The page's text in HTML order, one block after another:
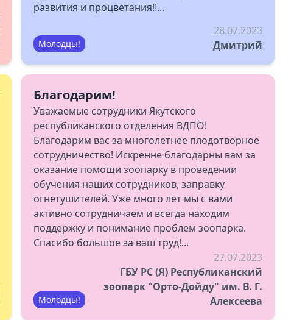
развития и процветания!!...
Молодцы!
28.07.2023
Дмитрий
Благодарим!
Уважаемые сотрудники Якутского
республиканского отделения ВДПО!
Благодарим вас за многолетнее плодотворное
сотрудничество! Искренне благодарны вам за
оказание помощи зоопарку в проведении
обучения наших сотрудников, заправку
огнетушителей. Уже много лет мы с вами
активно сотрудничаем и всегда находим
поддержку и понимание проблем зоопарка.
Спасибо большое за ваш труд!...
Молодцы!
27.07.2023
ГБУ РС (Я) Республиканский
зоопарк "Орто-Дойду" им. В. Г.
Алексеева